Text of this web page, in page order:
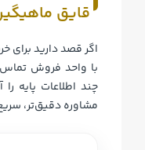
قایق
اگر قصد دارید برای
با واحد فروش
چند اطلاعات پایه
مشاوره دقیق‌تر،